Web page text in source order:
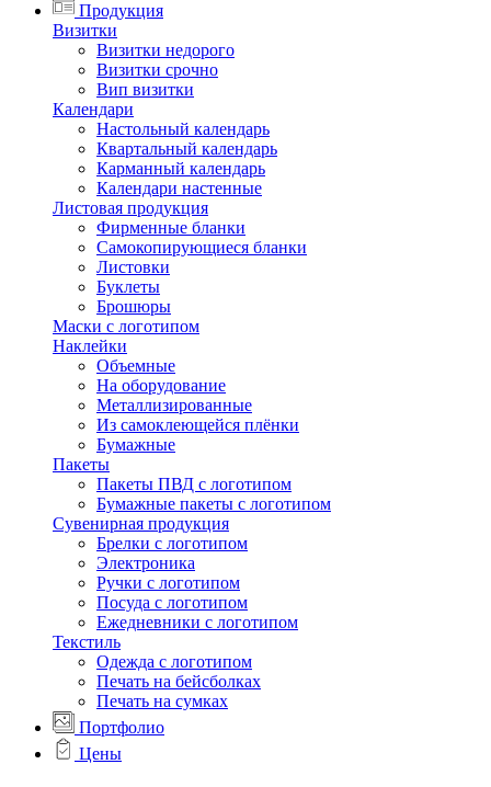
Продукция
Визитки
Визитки недорого
Визитки срочно
Вип визитки
Календари
Настольный календарь
Квартальный календарь
Карманный календарь
Календари настенные
Листовая продукция
Фирменные бланки
Самокопирующиеся бланки
Листовки
Буклеты
Брошюры
Маски с логотипом
Наклейки
Объемные
На оборудование
Металлизированные
Из самоклеющейся плёнки
Бумажные
Пакеты
Пакеты ПВД с логотипом
Бумажные пакеты с логотипом
Сувенирная продукция
Брелки с логотипом
Электроника
Ручки с логотипом
Посуда с логотипом
Ежедневники с логотипом
Текстиль
Одежда с логотипом
Печать на бейсболках
Печать на сумках
Портфолио
Цены